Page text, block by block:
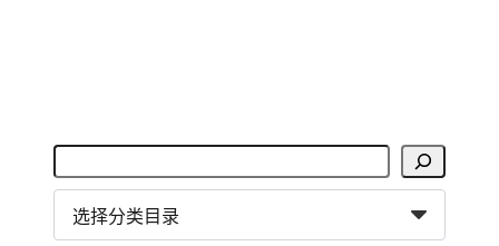
搜
索
分
类